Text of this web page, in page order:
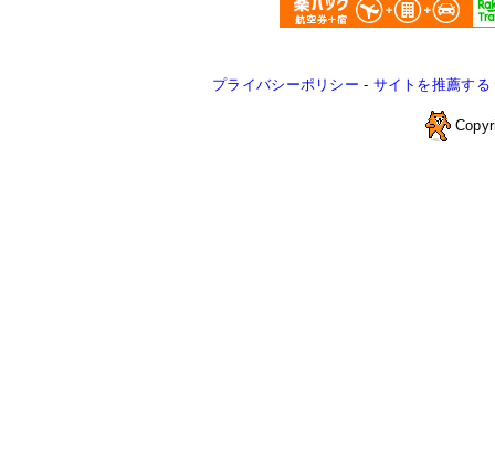
プライバシーポリシー - サイトを推薦する